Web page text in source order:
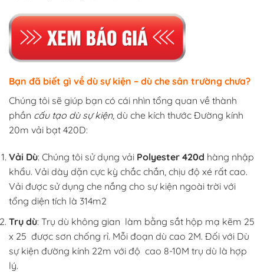
Bạn đã biết gì về dù sự kiện – dù che sân trường chưa?
Chúng tôi sẽ giúp bạn có cái nhìn tổng quan về thành
phần cấu tạo dù sự kiện, dù che kích thước Đường kính
20m vải bạt 420D:
Vải Dù: Chúng tôi sử dụng vải Polyester 420d hàng nhập
khẩu. Vải dày dặn cực kỳ chắc chắn, chịu độ xé rất cao.
Vải được sử dụng che nắng cho sự kiện ngoài trời với
tổng diện tích là 314m2
Trụ dù: Trụ dù không gian làm bằng sắt hộp mạ kẽm 25
x 25 được sơn chống rỉ. Mỗi đoạn dù cao 2M. Đối với Dù
sự kiện đường kính 22m với độ cao 8-10M trụ dù là hợp
lý.